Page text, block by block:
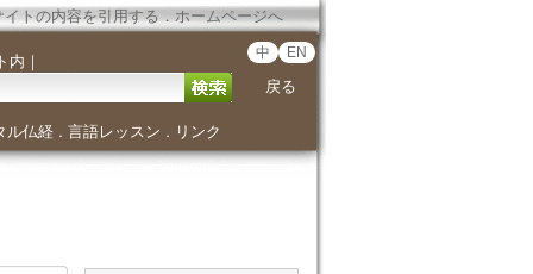
イトの内容を引用する．ホームページへ
内 ｜ 中 EN
戻る
ル仏経． 言語レッスン ． リンク